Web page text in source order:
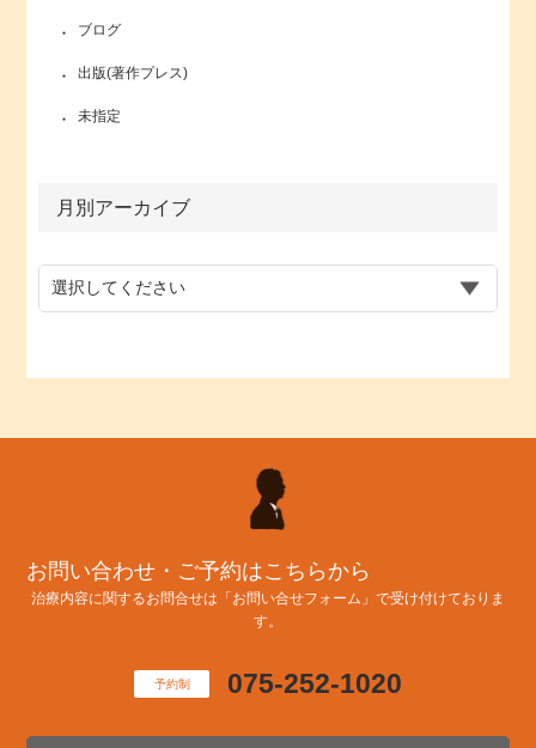
ブログ
出版(著作プレス)
未指定
月別アーカイブ
お問い合わせ・ご予約はこちらから
治療内容に関するお問合せは「お問い合せフォーム」で受け付けておりま
す。
予約制 075-252-1020